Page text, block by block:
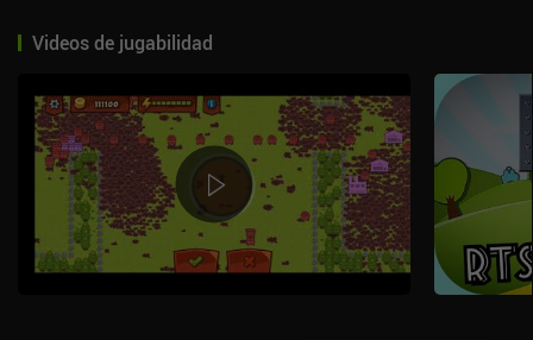
Videos de jugabilidad